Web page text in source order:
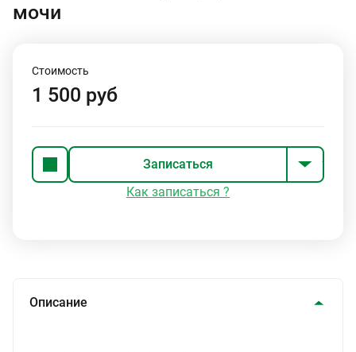
мочи
Стоимость
1 500 руб
Записаться
Как записаться ?
Описание